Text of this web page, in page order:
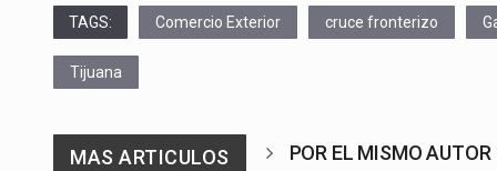
TAGS: Comercio Exterior cruce fronterizo
Tijuana
MAS ARTICULOS POR EL MISMO AUTOR